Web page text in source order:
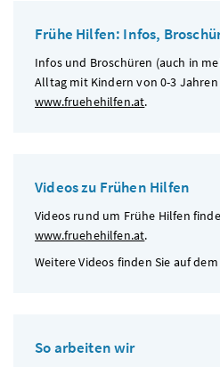
Frühe Hilfen: Infos,
Infos und Broschüren (auch in
Alltag mit Kindern von 0-3
www.fruehehilfen.at.
Videos zu Frühen Hilfen
Videos rund um Frühe Hilfen
www.fruehehilfen.at.
Weitere Videos finden Sie auf dem
So arbeiten wir